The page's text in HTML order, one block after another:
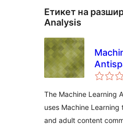
Етикет на
Analysis
The Machine Learning
uses Machine
and adult content